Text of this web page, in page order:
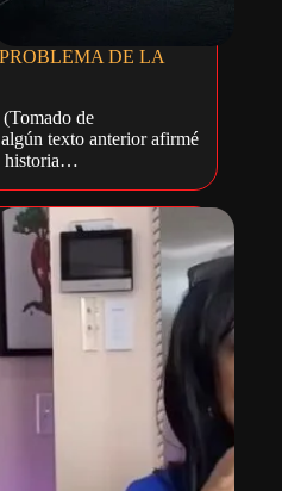
DE LA
de
texto anterior afirmé
historia…